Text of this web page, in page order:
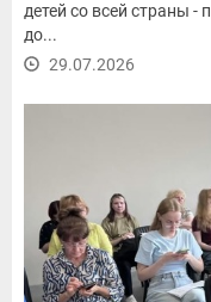
детей со всей страны -
до...
29.07.2026